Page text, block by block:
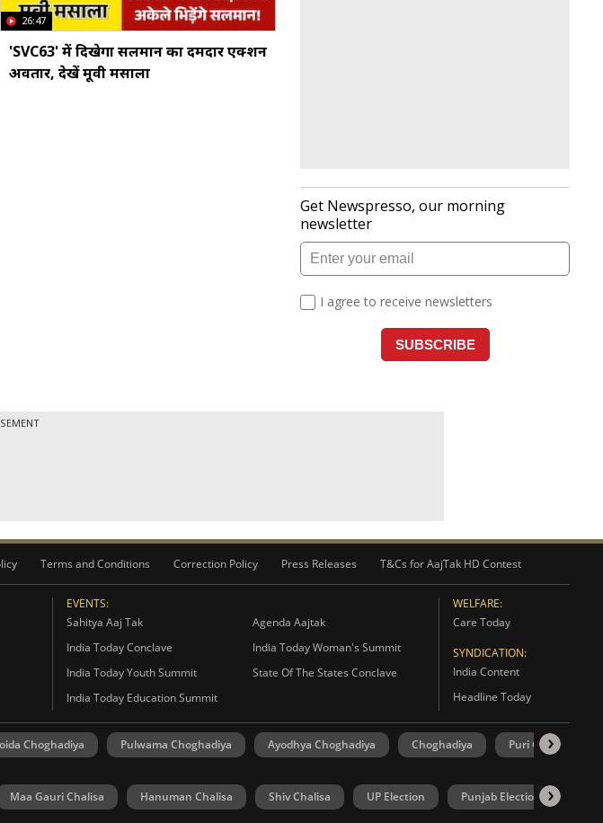
26:47
'SVC63' में दिखेगा सलमान का दमदार एक्शन
अवतार, देखें मूवी मसाला
Terms and Conditions Correction Policy Press Releases T&Cs for AajTak HD Contest
EVENTS:
Sahitya Aaj Tak
Agenda Aajtak
India Today Conclave
India Today Woman's Summit
India Today Youth Summit
State Of The States Conclave
India Today Education Summit
WELFARE:
Care Today
SYNDICATION:
India Content
Headline Today
Choghadiya Pulwama Choghadiya Ayodhya Choghadiya Choghadiya Puri Choghadiya
Maa Gauri Chalisa Hanuman Chalisa Shiv Chalisa UP Election Punjab Election